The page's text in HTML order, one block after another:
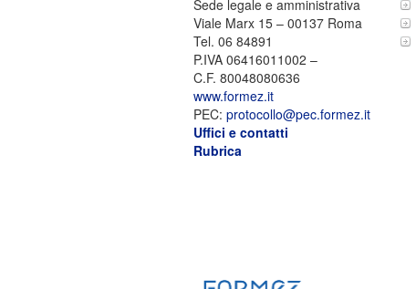
Sede legale e amministrativa
Viale Marx 15 – 00137 Roma
Tel. 06 84891
P.IVA 06416011002 –
C.F. 80048080636
www.formez.it
PEC: protocollo@pec.formez.it
Uffici e contatti
Rubrica